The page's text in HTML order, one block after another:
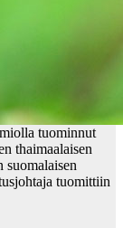
tuominnut
thaimaalaisen
suomalaisen
tuomittiin